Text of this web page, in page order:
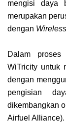
mengisi daya
merupakan
dengan
Dalam
WiTricity untuk
dengan
pengisian
dikembangkan
Airfuel Alliance).